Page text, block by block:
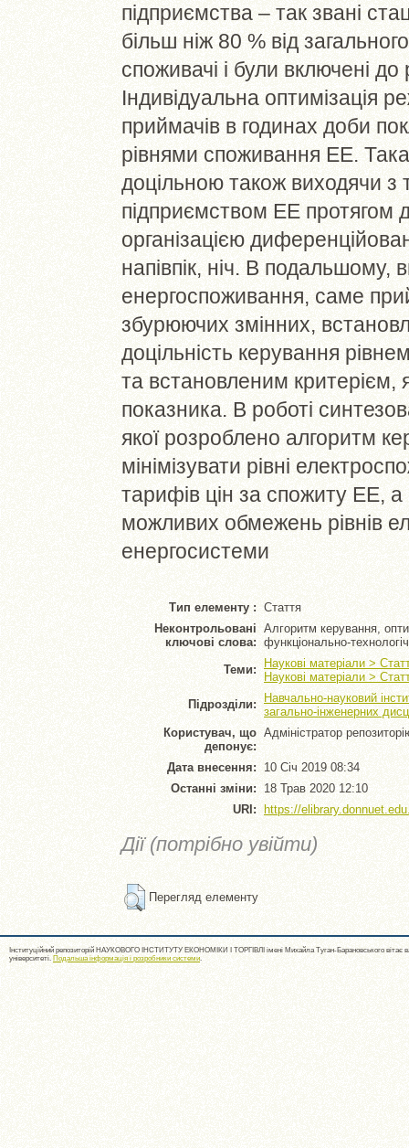
підприємства – так звані
більш ніж 80 % від
споживачі і були включені
Індивідуальна оптимізація
приймачів в годинах доби
рівнями споживання ЕЕ. Така
доцільною також виходячи з
підприємством ЕЕ
організацією
напівпік, ніч. В подальшому,
енергоспоживання, саме
збурюючих змінних,
доцільність керування
та встановленим критерієм,
показника. В роботі
якої розроблено алгоритм
мінімізувати рівні
тарифів цін за спожиту ЕЕ,
можливих обмежень рівнів
енергосистеми
Тип елементу : Стаття
Неконтрольовані
ключові слова:
Алгоритм керування,
функціонально-
Теми:
Наукові матеріали >
Наукові матеріали >
Підрозділи:
Навчально-науковий
загально-інженерних
Користувач, що
депонує:
Адміністратор
Дата внесення: 10 Січ 2019 08:34
Останні зміни: 18 Трав 2020 12:10
URI:
https://
Дії (потрібно увійти)
Перегляд елементу
Інституційний репозиторій НАУКОВОГО ІНСТИТУТУ ЕКОНОМІКИ І ТОРГІВЛІ імені Михайла Туган-Барановського вітає
університеті. Подальша інформація і розробники системи